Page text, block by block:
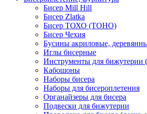
Бисер Mill Hill
Бисер Zlatka
Бисер ТОХО (TOHO)
Бисер Чехия
Бусины акриловые,
Иглы бисерные
Инструменты для бижутерии
Кабошоны
Наборы бисера
Наборы для бисероплетения
Органайзеры для бисера
Подвески для бижутерии